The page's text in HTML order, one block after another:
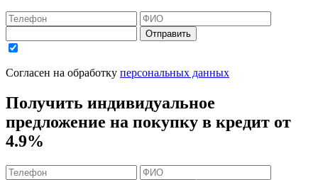
Отправить
Согласен на обработку персональных данных
Получить индивидуальное
предложение на покупку в кредит от
4.9%